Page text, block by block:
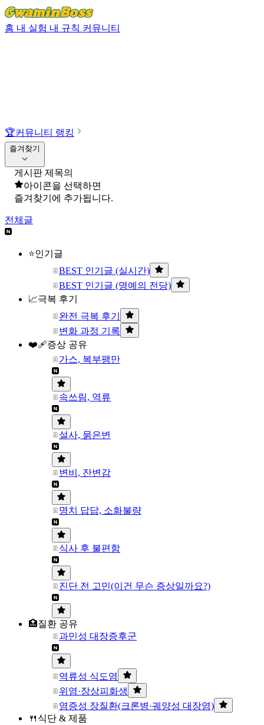
홈 내 실험 내 규칙 커뮤니티
🏆커뮤니티 랭킹
즐겨찾기
게시판 제목의
아이콘을 선택하면
즐겨찾기에 추가됩니다.
전체글
⭐인기글
BEST 인기글 (실시간)
BEST 인기글 (명예의 전당)
📈극복 후기
완전 극복 후기
변화 과정 기록
❤️‍🩹증상 공유
가스, 복부팽만
속쓰림, 역류
설사, 묽은변
변비, 잔변감
명치 답답, 소화불량
식사 후 불편함
진단 전 고민(이건 무슨 증상일까요?)
🏥질환 공유
과민성 대장증후군
역류성 식도염
위염·장상피화생
염증성 장질환(크론병·궤양성 대장염)
🍴식단 & 제품